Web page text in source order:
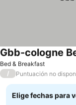
Bed & Breakfast
Gbb-cologne
/ Puntuación no
Elige fechas para